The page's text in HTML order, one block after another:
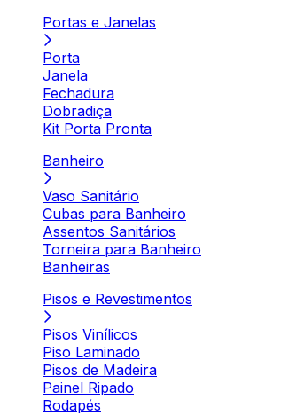
Portas e Janelas
Porta
Janela
Fechadura
Dobradiça
Kit Porta Pronta
Banheiro
Vaso Sanitário
Cubas para Banheiro
Assentos Sanitários
Torneira para Banheiro
Banheiras
Pisos e Revestimentos
Pisos Vinílicos
Piso Laminado
Pisos de Madeira
Painel Ripado
Rodapés